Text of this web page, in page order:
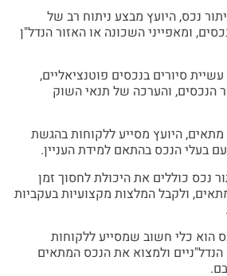
נכס, היועץ מבצע ניתוח רב של
ומאפייני השכונה או האזור הנדל"ן
סיורים בנכסים פוטנציאליים,
הנכסים, והערכה של תנאי השוק
היועץ מסייע ללקוחות בהגשת
בעלי הנכס בהתאם למידת העניין.
נכס כוללים את היכולת לחסוך זמן
ולקבל המלצות מקצועיות בעקביות
הוא כלי חשוב שמסייע ללקוחות
ולמצוא את הנכס המתאים